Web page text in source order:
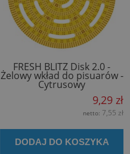
FRESH BLITZ Disk 2.0 -
Żelowy wkład do pisuarów -
Cytrusowy
9,29 zł
netto: 7,55 zł
DODAJ DO KOSZYKA